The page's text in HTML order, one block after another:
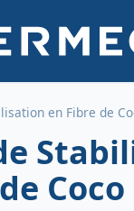
en Fibre de
Coco